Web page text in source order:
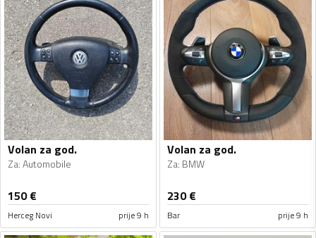
Volan za god.
Za:Automobile
150€
Herceg Novi prije 9 h
Volan za god.
Za: BMW
230€
Bar prije 9 h